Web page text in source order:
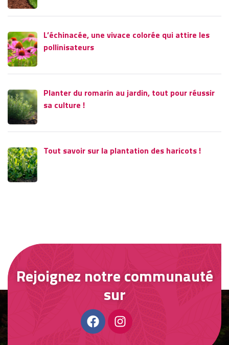
L’échinacée, une vivace colorée qui attire les
pollinisateurs
Planter du romarin au jardin, tout pour réussir
sa culture !
Tout savoir sur la plantation des haricots !
Rejoignez notre communauté
sur